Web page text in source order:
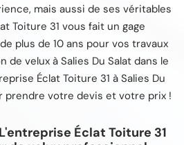
mais aussi de ses véritables
Toiture 31 vous fait un gage
plus de 10 ans pour vos travaux
velux à Salies Du Salat dans le
Éclat Toiture 31 à Salies Du
prendre votre devis et votre prix !
Éclat Toiture 31